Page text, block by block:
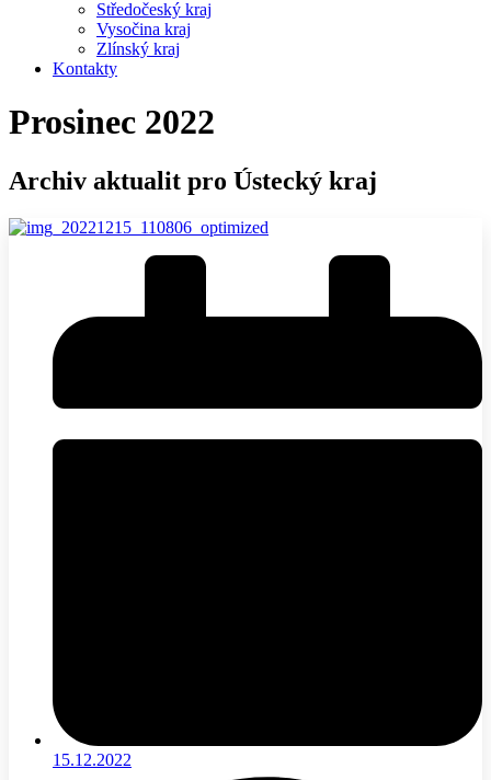
Středočeský kraj
Vysočina kraj
Zlínský kraj
Kontakty
Prosinec 2022
Archiv aktualit pro Ústecký kraj
15.12.2022